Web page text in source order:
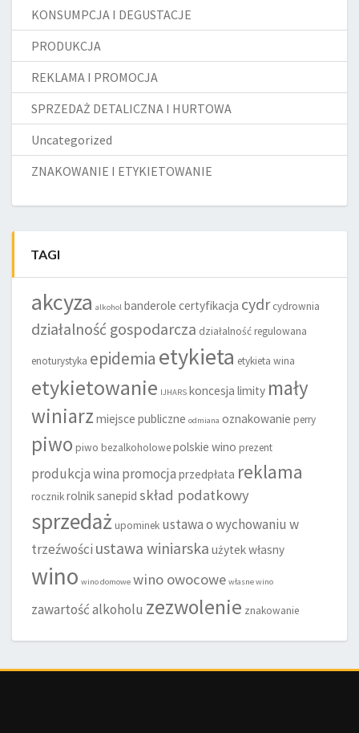
KONSUMPCJA I DEGUSTACJE
PRODUKCJA
REKLAMA I PROMOCJA
SPRZEDAŻ DETALICZNA I HURTOWA
Uncategorized
ZNAKOWANIE I ETYKIETOWANIE
TAGI
akcyza alkohol banderole certyfikacja cydr cydrownia
działalność gospodarcza działalność regulowana
enoturystyka epidemia etykieta etykieta wina
etykietowanie IJHARS koncesja limity mały
winiarz miejsce publiczne odmiana oznakowanie perry
piwo piwo bezalkoholowepolskie wino prezent
produkcja wina promocja przedpłata reklama
rocznikrolniksanepid skład podatkowy
sprzedaż upominek ustawa o wychowaniu w
trzeźwości ustawa winiarska użytek własny
wino wino domowe wino owocowe własne wino
zawartość alkoholu zezwolenie znakowanie